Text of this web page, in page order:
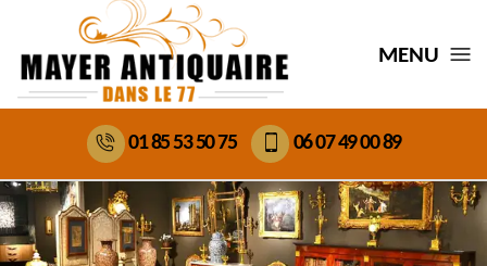
MENU
01 85 53 50 75 06 07 49 00 89